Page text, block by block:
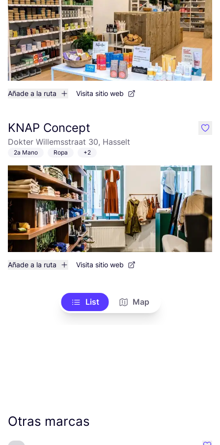
Añade a la ruta Visita sitio web
KNAP Concept
Dokter Willemsstraat 30, Hasselt
2a Mano Ropa +2
Añade a la ruta Visita sitio web
like
List Map
Otras marcas